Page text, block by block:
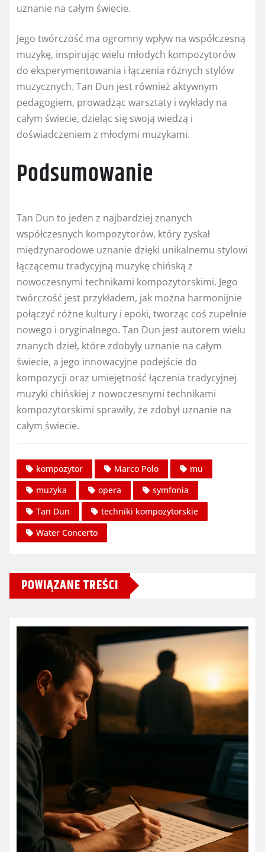
uznanie na całym świecie.
Jego twórczość ma ogromny wpływ na współczesną
muzykę, inspirując wielu młodych kompozytorów
do eksperymentowania i łączenia różnych stylów
muzycznych. Tan Dun jest również aktywnym
pedagogiem, prowadząc warsztaty i wykłady na
całym świecie, dzieląc się swoją wiedzą i
doświadczeniem z młodymi muzykami.
Podsumowanie
Tan Dun to jeden z najbardziej znanych
współczesnych kompozytorów, który zyskał
międzynarodowe uznanie dzięki unikalnemu stylowi
łączącemu tradycyjną muzykę chińską z
nowoczesnymi technikami kompozytorskimi. Jego
twórczość jest przykładem, jak można harmonijnie
połączyć różne kultury i epoki, tworząc coś zupełnie
nowego i oryginalnego. Tan Dun jest autorem wielu
znanych dzieł, które zdobyły uznanie na całym
świecie, a jego innowacyjne podejście do
kompozycji oraz umiejętność łączenia tradycyjnej
muzyki chińskiej z nowoczesnymi technikami
kompozytorskimi sprawiły, że zdobył uznanie na
całym świecie.
kompozytor Marco Polo
mu
muzyka
opera
symfonia
Tan Dun
techniki kompozytorskie
Water Concerto
POWIĄZANE TREŚCI